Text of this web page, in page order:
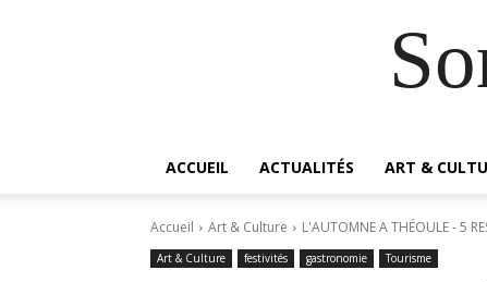
ACCUEIL ACTUALITÉS ART &
Accueil Art & Culture L'AUTOMNE A THÉOULE - 5
Art & Culture festivités gastronomie Tourisme